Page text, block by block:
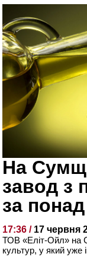
На
завод з
за
17:36 / 17 червня
ТОВ «Еліт-Ойл» на
культур, у який уже